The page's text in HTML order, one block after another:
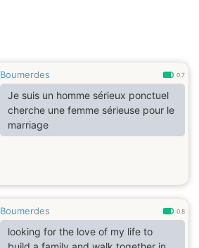
Boumerdes 0.7
Je suis un homme sérieux ponctuel
cherche une femme sérieuse pour le
marriage
Boumerdes 0.8
looking for the love of my life to